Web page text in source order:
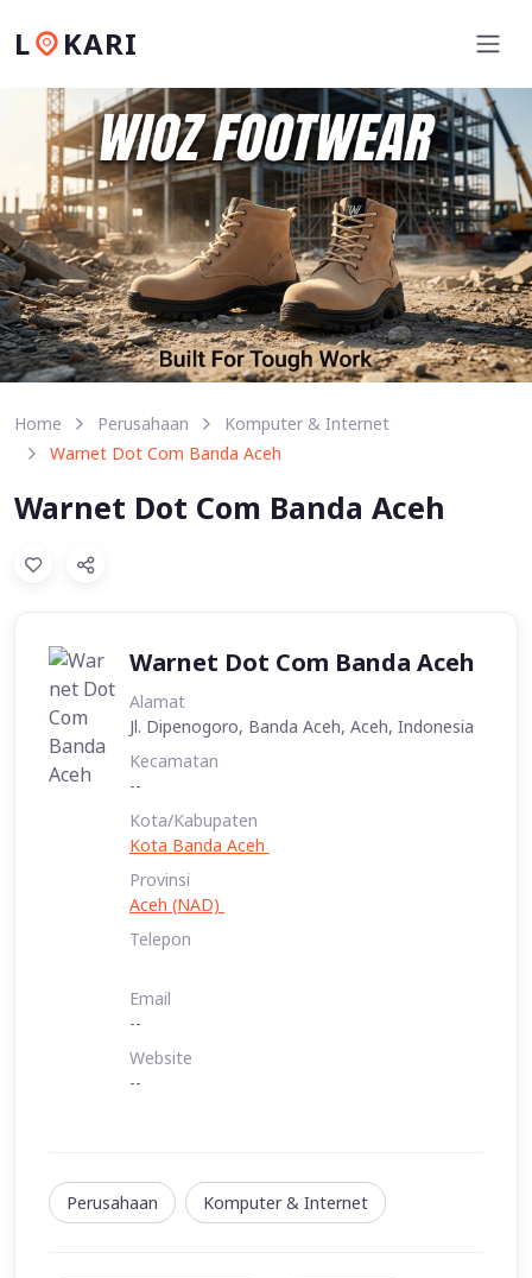
L KARI
Home Perusahaan
Komputer & Internet
Warnet Dot Com Banda Aceh
Warnet Dot Com Banda Aceh
Warnet Dot Com Banda Aceh
Alamat
Jl. Dipenogoro, Banda Aceh, Aceh, Indonesia
Kecamatan
--
Kota/Kabupaten
Kota Banda Aceh
Provinsi
Aceh (NAD)
Telepon
Email
--
Website
--
Perusahaan Komputer & Internet